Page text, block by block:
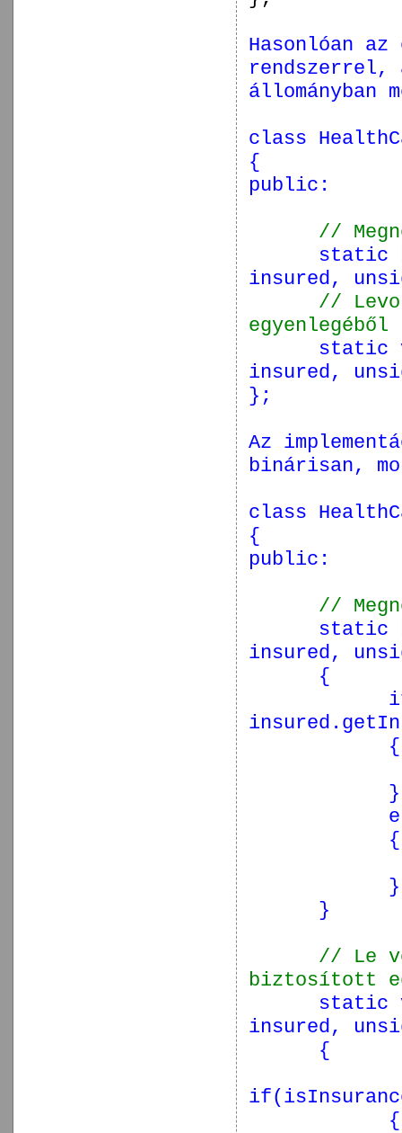
Hasonlóan
rendszerrel,
állományban
class
{
public :
//
static
insured,
//
egyenlegéből
static
insured,
};
Az
binárisan,
class
{
public :
//
static
insured,
{
{
}
{
}
}
// Le
biztosított
static
insured,
{
if
{